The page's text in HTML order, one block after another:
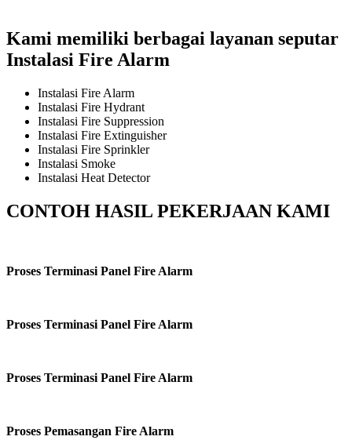
Kami memiliki berbagai layanan seputar
Instalasi Fire Alarm
Instalasi Fire Alarm
Instalasi Fire Hydrant
Instalasi Fire Suppression
Instalasi Fire Extinguisher
Instalasi Fire Sprinkler
Instalasi Smoke
Instalasi Heat Detector
CONTOH HASIL PEKERJAAN KAMI
Proses Terminasi Panel Fire Alarm
Proses Terminasi Panel Fire Alarm
Proses Terminasi Panel Fire Alarm
Proses Pemasangan Fire Alarm